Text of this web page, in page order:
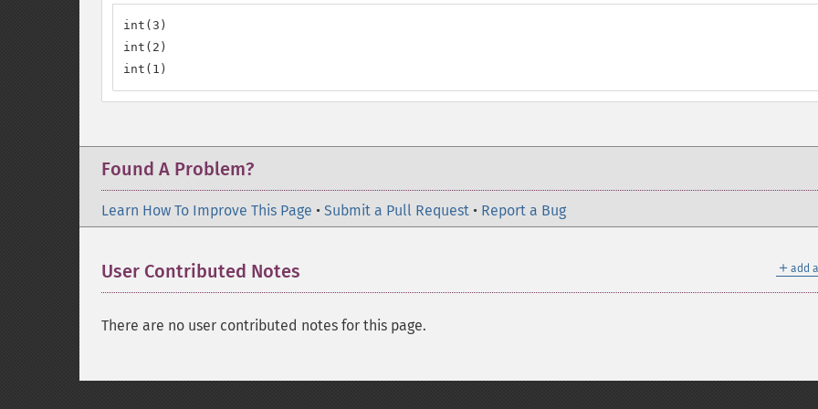
int(3)
int(2)
int(1)
Found A Problem?
Learn How To Improve This Page • Submit a Pull Request • Report a Bug
＋ add
User Contributed Notes
There are no user contributed notes for this page.